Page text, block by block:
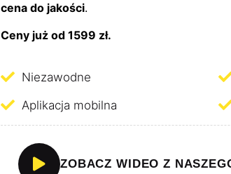
cena do jakości.
Ceny już od 1599 zł.
Niezawodne
Aplikacja mobilna
ZOBACZ WIDEO Z